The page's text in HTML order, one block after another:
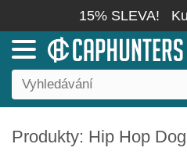
15% SLEVA!
Produkty: Hip Hop